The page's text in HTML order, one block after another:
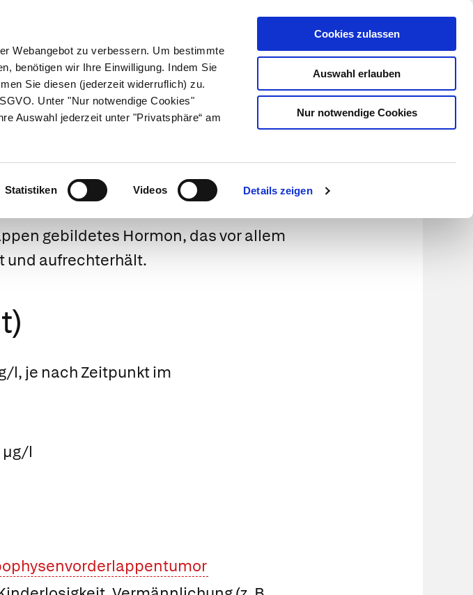
Webangebot zu verbessern. Um bestimmte
benötigen wir Ihre Einwilligung. Indem Sie
Sie diesen (jederzeit widerruflich) zu.
Unter "Nur notwendige Cookies"
Auswahl jederzeit unter "Privatsphäre“ am
Statistiken Videos Details zeigen
Cookies zulassen
Auswahl erlauben
Nur notwendige Cookies
Kundenlogin
Suche
Eltern & Kind Gesund leben Über uns
gebildetes Hormon, das vor allem
und aufrechterhält.
l, je nach Zeitpunkt im
µg/l